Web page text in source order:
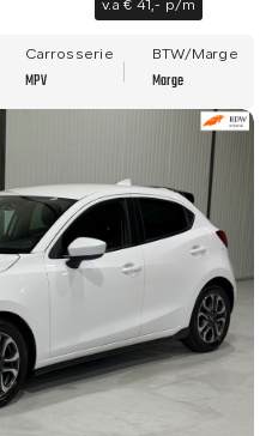
v.a € 41,- p/m
Carrosserie
MPV
BTW/Marge
Marge